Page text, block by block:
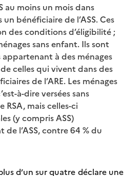
au moins un mois dans
bénéficiaire de l’ASS. Ces
des conditions d’éligibilité ;
sans enfant. Ils sont
à des ménages
celles qui vivent dans des
de l’ARE. Les ménages
à-dire versées sans
mais celles-ci
(y compris ASS)
l’ASS, contre 64 % du
d’un sur quatre déclare une